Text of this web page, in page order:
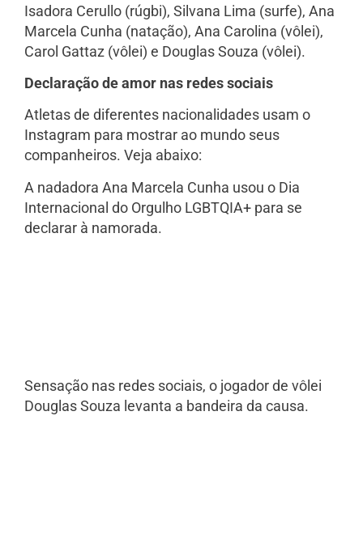
Isadora Cerullo (rúgbi), Silvana Lima (surfe), Ana
Marcela Cunha (natação), Ana Carolina (vôlei),
Carol Gattaz (vôlei) e Douglas Souza (vôlei).
Declaração de amor nas redes sociais
Atletas de diferentes nacionalidades usam o
Instagram para mostrar ao mundo seus
companheiros. Veja abaixo:
A nadadora Ana Marcela Cunha usou o Dia
Internacional do Orgulho LGBTQIA+ para se
declarar à namorada.
Sensação nas redes sociais, o jogador de vôlei
Douglas Souza levanta a bandeira da causa.